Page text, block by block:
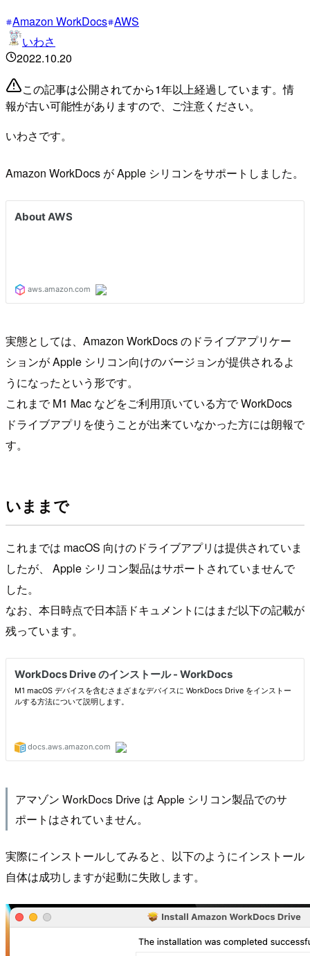
Amazon WorkDocs AWS
いわさ
2022.10.20
この記事は公開されてから1年以上経過しています。情
報が古い可能性がありますので、ご注意ください。
いわさです。
Amazon WorkDocs が Apple シリコンをサポートしました。
実態としては、Amazon WorkDocs のドライブアプリケー
ションが Apple シリコン向けのバージョンが提供されるよ
うになったという形です。
これまで M1 Mac などをご利用頂いている方で WorkDocs
ドライブアプリを使うことが出来ていなかった方には朗報で
す。
いままで
これまでは macOS 向けのドライブアプリは提供されていま
したが、 Apple シリコン製品はサポートされていませんで
した。
なお、本日時点で日本語ドキュメントにはまだ以下の記載が
残っています。
アマゾン WorkDocs Drive は Apple シリコン製品でのサ
ポートはされていません。
実際にインストールしてみると、以下のようにインストール
自体は成功しますが起動に失敗します。